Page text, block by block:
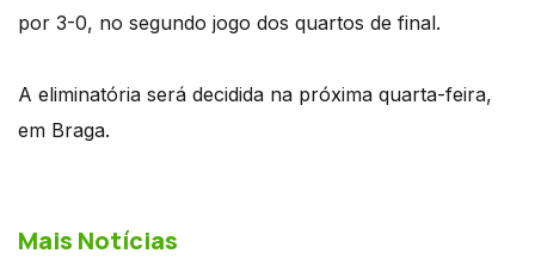
por 3-0, no segundo jogo dos quartos de final.
A eliminatória será decidida na próxima quarta-feira,
em Braga.
Mais Notícias